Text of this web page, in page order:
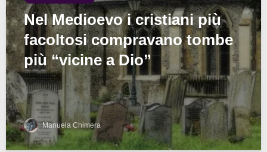
Nel Medioevo i cristiani più
facoltosi compravano tombe
più “vicine a Dio”
Manuela Chimera